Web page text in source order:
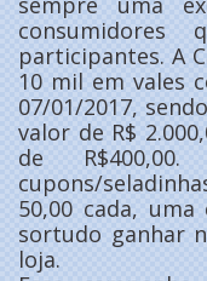
consumidores
participantes. A
10 mil em vales
07/01/2017,
valor de R$
de
cupons/
50,00 cada,
sortudo ganhar
loja.